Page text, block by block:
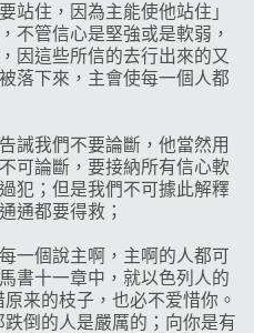
站住，因為主能使他站住」
不管信心是堅強或是軟弱，
因這些所信的去行出來的又
落下來，主會使每一個人都
誡我們不要論斷，他當然用
可論斷，要接納所有信心軟
犯；但是我們不可據此解釋
通都要得救；
一個說主啊，主啊的人都可
書十一章中，就以色列人的
来的枝子，也必不爱惜你。
倒的人是嚴厲的；向你是有